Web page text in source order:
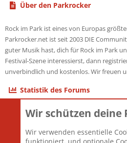
Über den Parkrocker
Rock im Park ist eines von Europas
Parkrocker.net ist seit 2003 DIE
guter Musik hast, dich für Rock im Park
Festival-Szene interessierst, dann
unverbindlich und kostenlos. Wir freuen
Statistik des Forums
Themen
Mitglieder
Wir schützen deine
Wir verwenden essentielle